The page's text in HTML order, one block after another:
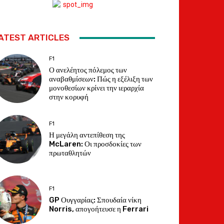
ARTICLES
F1
Ο ανελέητος πόλεμος των
αναβαθμίσεων: Πώς η εξέλιξη των
μονοθεσίων κρίνει την ιεραρχία
στην κορυφή
F1
Η μεγάλη αντεπίθεση της
McLaren: Οι προσδοκίες των
πρωταθλητών
F1
GP Ουγγαρίας: Σπουδαία νίκη
Norris, απογοήτευσε η Ferrari